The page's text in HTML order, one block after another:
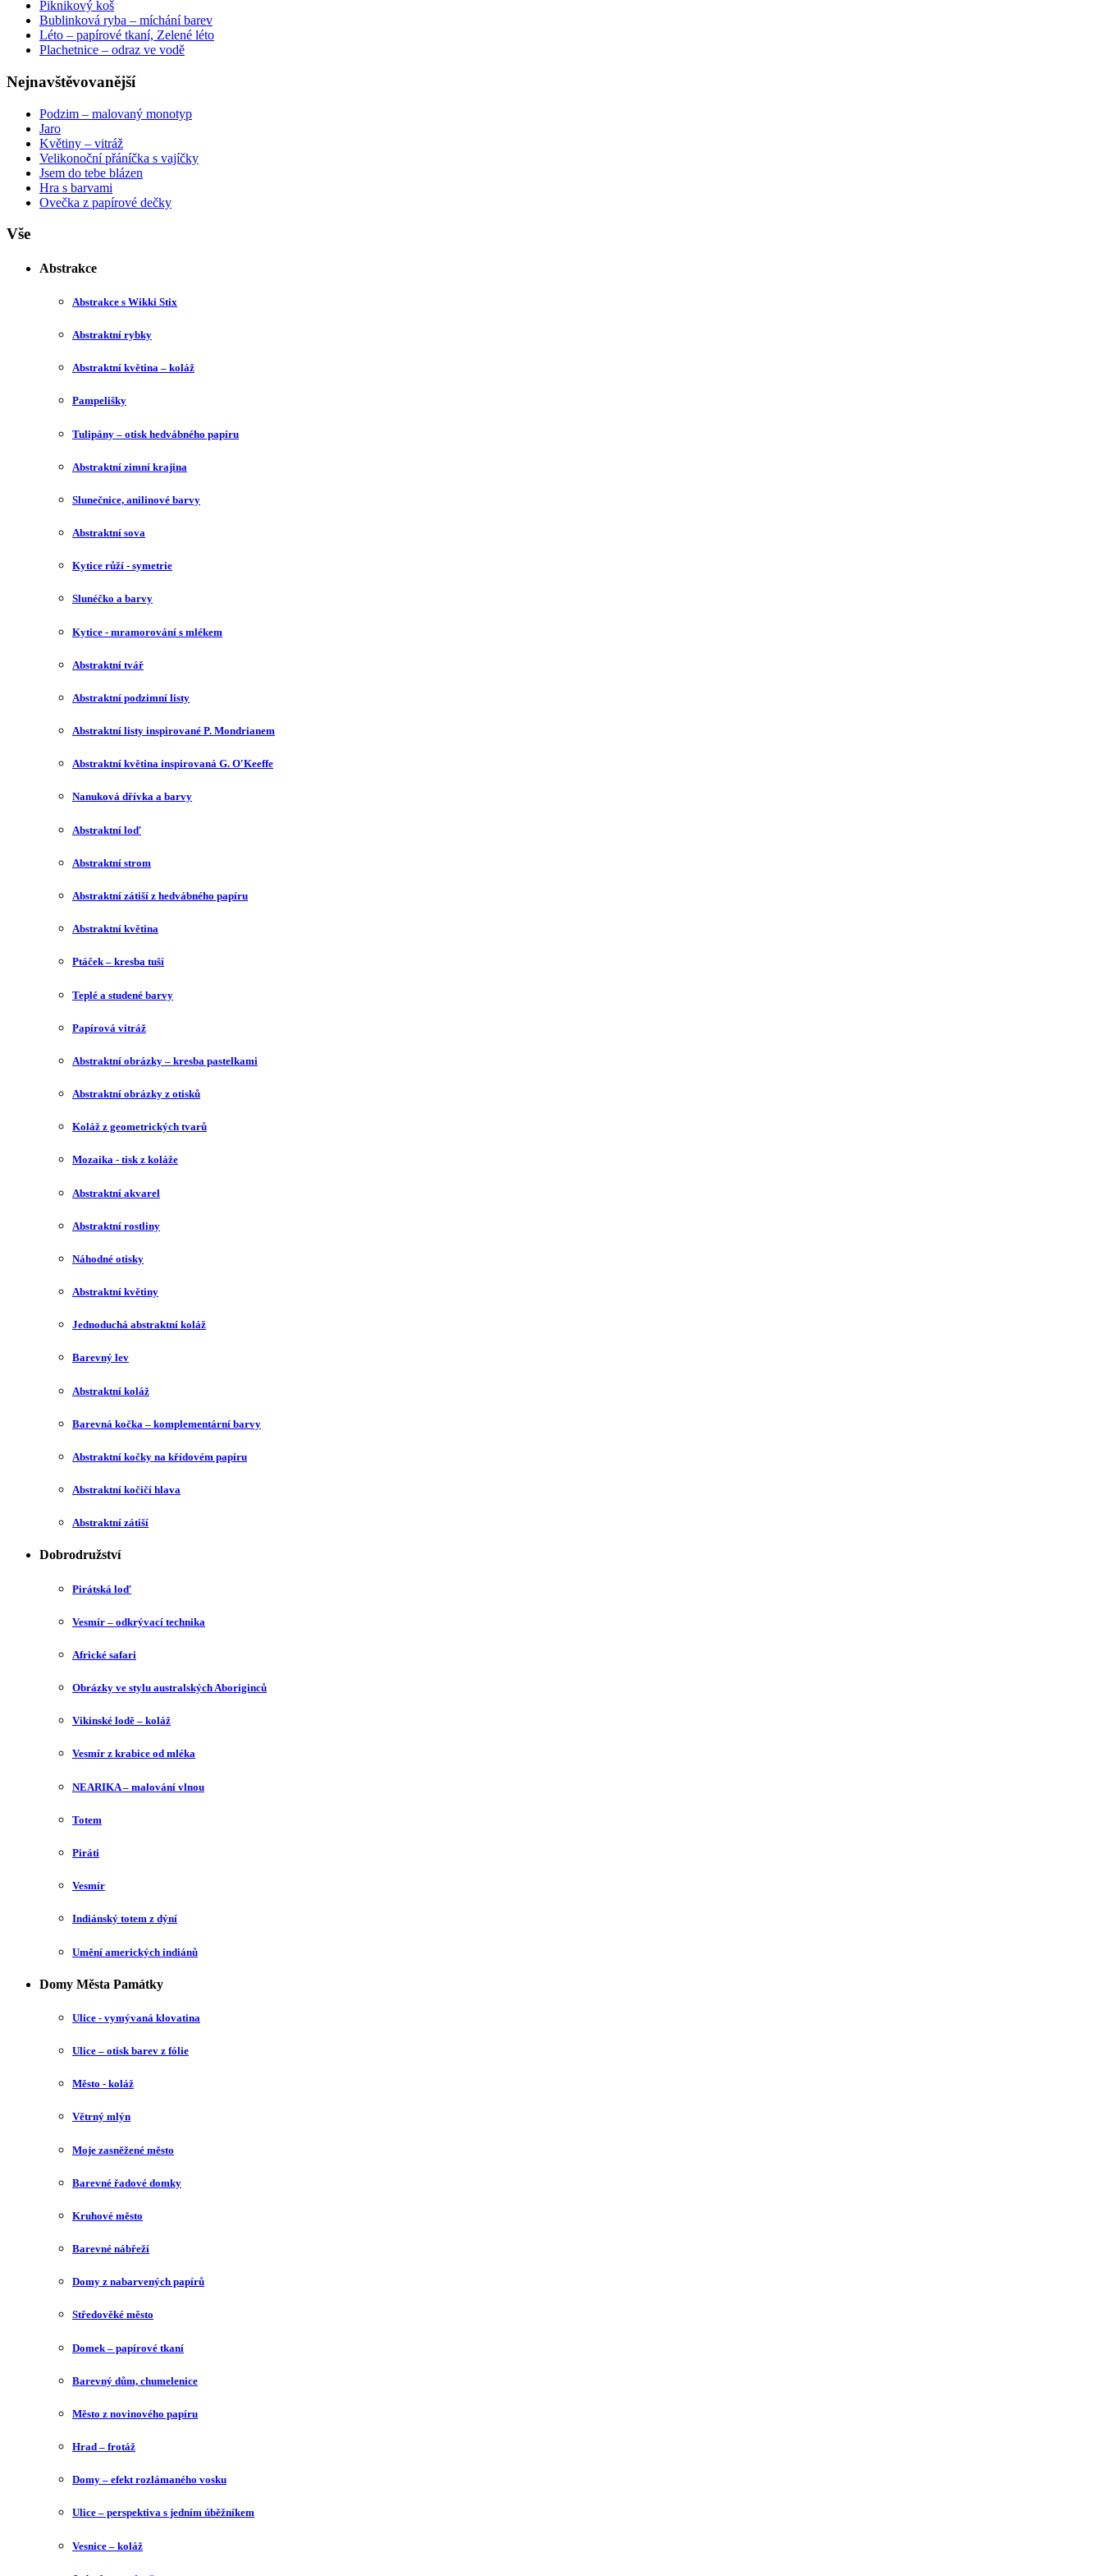
Piknikový koš
Bublinková ryba – míchání barev
Léto – papírové tkaní, Zelené léto
Plachetnice – odraz ve vodě
Nejnavštěvovanější
Podzim – malovaný monotyp
Jaro
Květiny – vitráž
Velikonoční přáníčka s vajíčky
Jsem do tebe blázen
Hra s barvami
Ovečka z papírové dečky
Vše
Abstrakce
Abstrakce s Wikki Stix
Abstraktní rybky
Abstraktní květina – koláž
Pampelišky
Tulipány – otisk hedvábného papíru
Abstraktní zimní krajina
Slunečnice, anilinové barvy
Abstraktní sova
Kytice růží - symetrie
Slunéčko a barvy
Kytice - mramorování s mlékem
Abstraktní tvář
Abstraktní podzimní listy
Abstraktní listy inspirované P. Mondrianem
Abstraktní květina inspirovaná G. O′Keeffe
Nanuková dřívka a barvy
Abstraktní loď
Abstraktní strom
Abstraktní zátiší z hedvábného papíru
Abstraktní květina
Ptáček – kresba tuší
Teplé a studené barvy
Papírová vitráž
Abstraktní obrázky – kresba pastelkami
Abstraktní obrázky z otisků
Koláž z geometrických tvarů
Mozaika - tisk z koláže
Abstraktní akvarel
Abstraktní rostliny
Náhodné otisky
Abstraktní květiny
Jednoduchá abstraktní koláž
Barevný lev
Abstraktní koláž
Barevná kočka – komplementární barvy
Abstraktní kočky na křídovém papíru
Abstraktní kočičí hlava
Abstraktní zátiší
Dobrodružství
Pirátská loď
Vesmír – odkrývací technika
Africké safari
Obrázky ve stylu australských Aboriginců
Vikinské lodě – koláž
Vesmír z krabice od mléka
NEARIKA – malování vlnou
Totem
Piráti
Vesmír
Indiánský totem z dýní
Umění amerických indiánů
Domy Města Památky
Ulice - vymývaná klovatina
Ulice – otisk barev z fólie
Město - koláž
Větrný mlýn
Moje zasněžené město
Barevné řadové domky
Kruhové město
Barevné nábřeží
Domy z nabarvených papírů
Středověké město
Domek – papírové tkaní
Barevný dům, chumelenice
Město z novinového papíru
Hrad – frotáž
Domy – efekt rozlámaného vosku
Ulice – perspektiva s jedním úběžníkem
Vesnice – koláž